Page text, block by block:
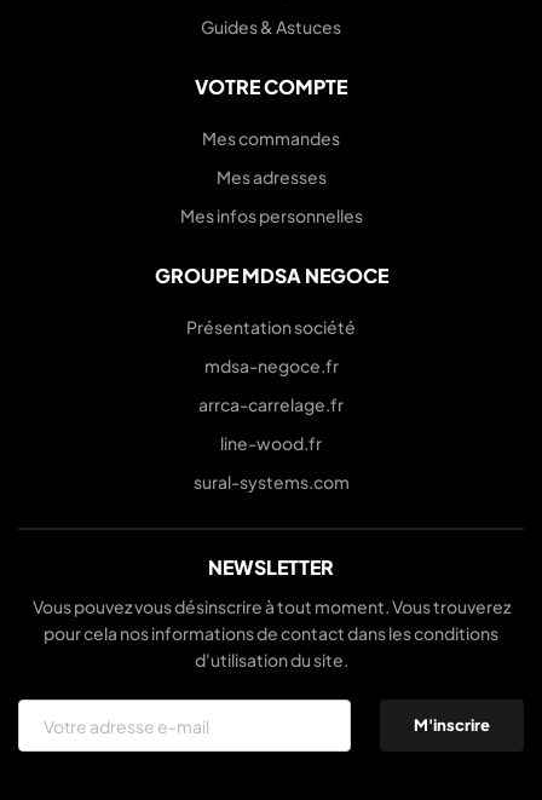
Guides & Astuces
VOTRE COMPTE
Mes commandes
Mes adresses
Mes infos personnelles
GROUPE MDSA NEGOCE
Présentation société
mdsa-negoce.fr
arrca-carrelage.fr
line-wood.fr
sural-systems.com
NEWSLETTER
Vous pouvez vous désinscrire à tout moment. Vous trouverez
pour cela nos informations de contact dans les conditions
d'utilisation du site.